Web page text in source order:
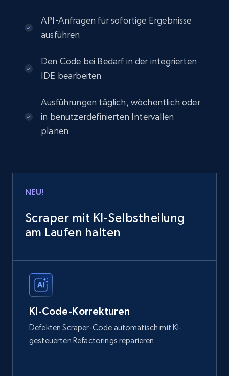
API-Anfragen für sofortige Ergebnisse
ausführen
Den Code bei Bedarf in der integrierten
IDE bearbeiten
Ausführungen täglich, wöchentlich oder
in benutzerdefinierten Intervallen
planen
NEU!
Scraper mit KI-Selbstheilung
am Laufen halten
KI-Code-Korrekturen
Defekten Scraper-Code automatisch mit KI-
gesteuerten Refactorings reparieren